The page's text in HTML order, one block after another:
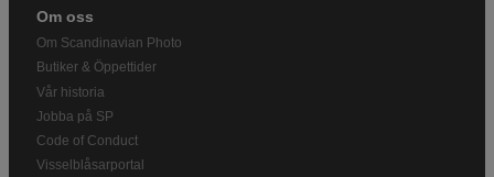
Om oss
Om Scandinavian Photo
Butiker & Öppettider
Vår historia
Jobba på SP
Code of Conduct
Visselblåsarportal